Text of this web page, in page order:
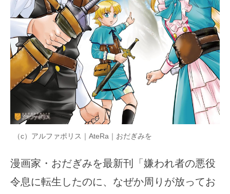
（c）アルファポリス｜AteRa｜おだぎみを
漫画家・おだぎみを最新刊「嫌われ者の悪役
令息に転生したのに、なぜか周りが放ってお